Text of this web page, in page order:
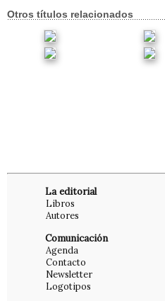
Otros títulos relacionados
La editorial
Libros
Autores
Comunicación
Agenda
Contacto
Newsletter
Logotipos